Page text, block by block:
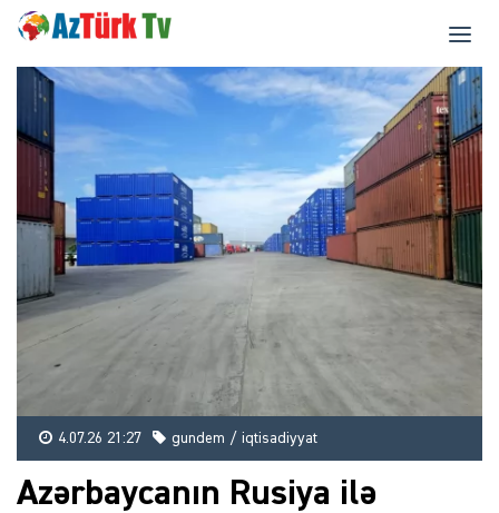
4.07.26 21:27 gundem / iqtisadiyyat
Azərbaycanın Rusiya ilə